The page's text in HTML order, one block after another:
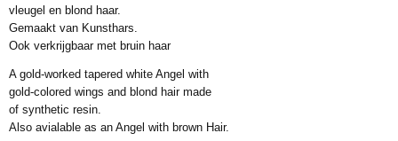
vleugel en blond haar.
Gemaakt van Kunsthars.
Ook verkrijgbaar met bruin haar
A gold-worked tapered white Angel with
gold-colored wings and blond hair made
of synthetic resin.
Also avialable as an Angel with brown Hair.